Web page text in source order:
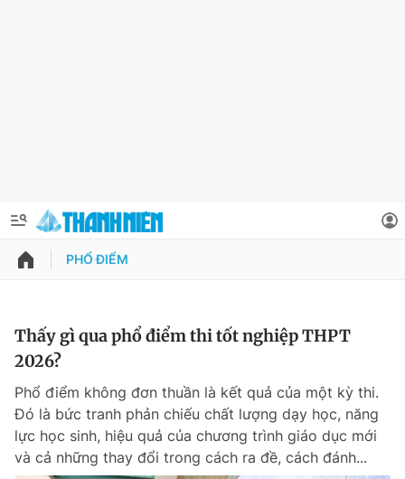
QUẢNG CÁO
Chuyên mục khác
Chào ngày mới Tin 24h
Thông tin tài khoản
Đổi mật khẩu
Tin đã lưu
Tin đã xem
PHỔ ĐIỂM
Thấy gì qua phổ điểm thi tốt nghiệp THPT
2026?
Phổ điểm không đơn thuần là kết quả của một kỳ thi.
Đó là bức tranh phản chiếu chất lượng dạy học, năng
lực học sinh, hiệu quả của chương trình giáo dục mới
và cả những thay đổi trong cách ra đề, cách đánh...